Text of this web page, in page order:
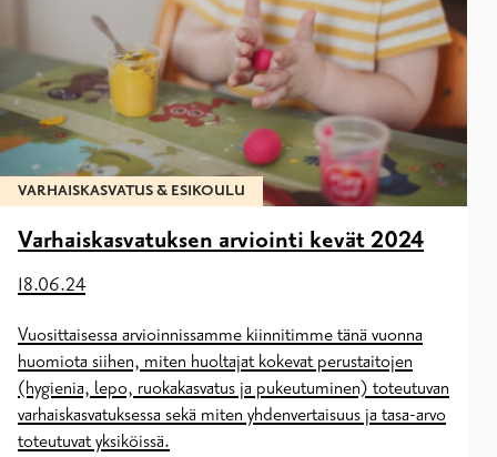
VARHAISKASVATUS & ESIKOULU
Varhaiskasvatuksen arviointi kevät 2024
18.06.24
Vuosittaisessa arvioinnissamme kiinnitimme tänä vuonna
huomiota siihen, miten huoltajat kokevat perustaitojen
(hygienia, lepo, ruokakasvatus ja pukeutuminen) toteutuvan
varhaiskasvatuksessa sekä miten yhdenvertaisuus ja tasa-arvo
toteutuvat yksiköissä.